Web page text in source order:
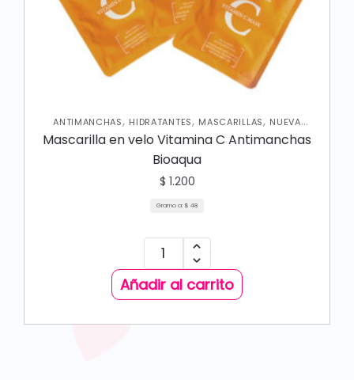
ANTIMANCHAS, HIDRATANTES, MASCARILLAS, NUEVA
COLECCIÓN
ROSTRO SKIN CARE FACIAL
UNCATEGORIZED
Mascarilla en velo Vitamina C Antimanchas
Bioaqua
$ 1.200
Gramo a: $ 48
Añadir al carrito